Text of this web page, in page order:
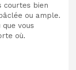
courtes bien
ou ample.
vous
où.